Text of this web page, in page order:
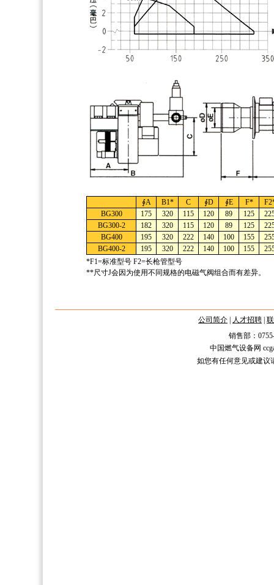
∮A B1* C ∮D ∮E F*
BG300
175 320 115 120 89 125
BG300-2
182 320 115 120 89 125
BG400
195 320 222 140 100 155
BG400-2
195 320 222 140 100 155
*F1=标准型号 F2=长枪管型号
**尺寸J会因为使用不同规格的电磁气阀组合而有差异。
公司简介 人才招聘
销售部：
中国燃气设备网
如您有任何意见或建议